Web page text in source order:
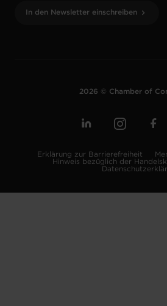
In den Newsletter einschreiben
2026 © Chamber of
Erklärung zur Barrierefreiheit
Hinweis bezüglich der